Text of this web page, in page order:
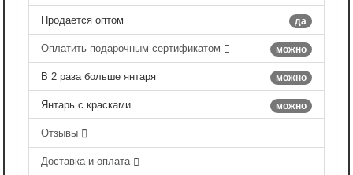
да
Продается оптом
можно
Оплатить подарочным сертификатом
можно
В 2 раза больше янтаря
можно
Янтарь с красками
Отзывы
Доставка и оплата